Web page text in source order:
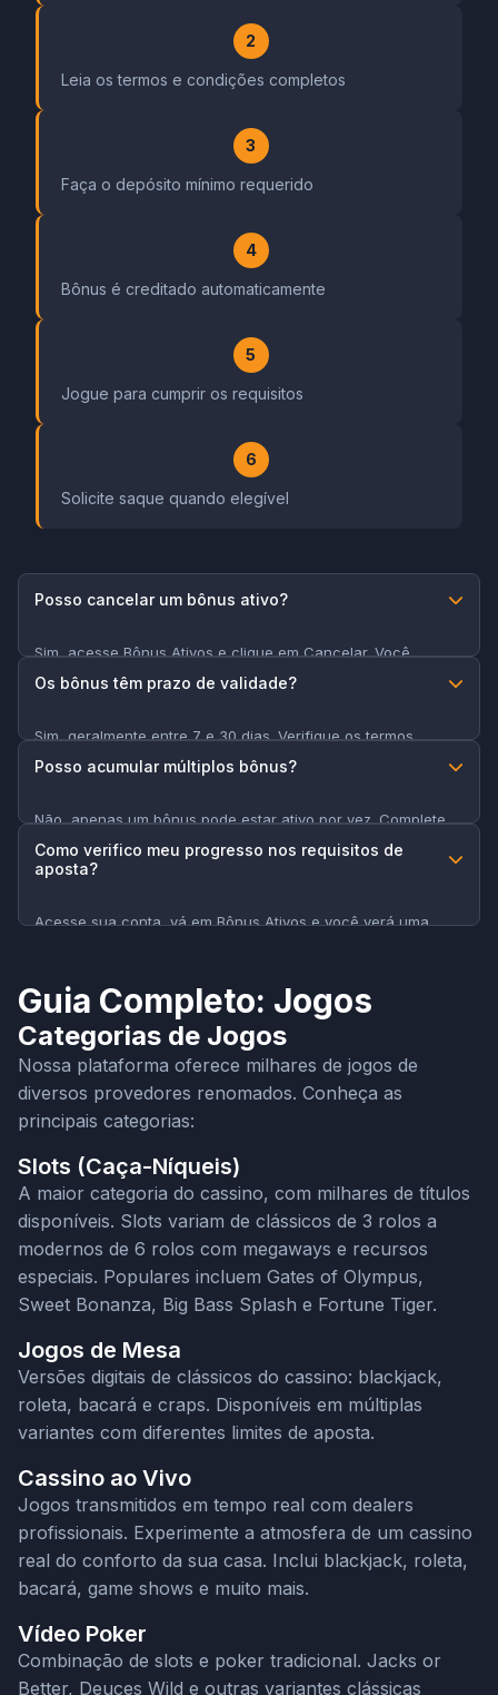
2
Leia os termos e condições completos
3
Faça o depósito mínimo requerido
4
Bônus é creditado automaticamente
5
Jogue para cumprir os requisitos
6
Solicite saque quando elegível
Posso cancelar um bônus ativo?
Sim, acesse Bônus Ativos e clique em Cancelar. Você
perderá o bônus e ganhos associados, mantendo apenas o
Os bônus têm prazo de validade?
Sim, geralmente entre 7 e 30 dias. Verifique os termos
específicos de cada promoção.
Posso acumular múltiplos bônus?
Não, apenas um bônus pode estar ativo por vez. Complete
ou cancele o atual antes de ativar outro.
Como verifico meu progresso nos requisitos de
aposta?
Acesse sua conta, vá em Bônus Ativos e você verá uma
Guia Completo: Jogos
Categorias de Jogos
Nossa plataforma oferece milhares de jogos de
diversos provedores renomados. Conheça as
principais categorias:
Slots (Caça-Níqueis)
A maior categoria do cassino, com milhares de títulos
disponíveis. Slots variam de clássicos de 3 rolos a
modernos de 6 rolos com megaways e recursos
especiais. Populares incluem Gates of Olympus,
Sweet Bonanza, Big Bass Splash e Fortune Tiger.
Jogos de Mesa
Versões digitais de clássicos do cassino: blackjack,
roleta, bacará e craps. Disponíveis em múltiplas
variantes com diferentes limites de aposta.
Cassino ao Vivo
Jogos transmitidos em tempo real com dealers
profissionais. Experimente a atmosfera de um cassino
real do conforto da sua casa. Inclui blackjack, roleta,
bacará, game shows e muito mais.
Vídeo Poker
Combinação de slots e poker tradicional. Jacks or
Better, Deuces Wild e outras variantes clássicas